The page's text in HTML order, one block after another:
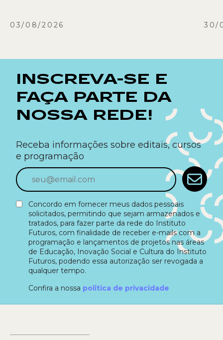
03/08/2026 30/
INSCREVA-SE E
FAÇA PARTE DA
NOSSA REDE!
Receba informações sobre editais, cursos
e programação
Concordo em fornecer meus dados pessoais
solicitados, permitindo que sejam armazenados e
tratados, para fazer parte da rede do Instituto
Futuros, com finalidade de receber e-mails com a
programação e lançamentos de projetos nas áreas
de Educação, Inovação Social e Cultura do Instituto
Futuros, podendo essa autorização ser revogada a
qualquer tempo.
Confira a nossa politica de privacidade